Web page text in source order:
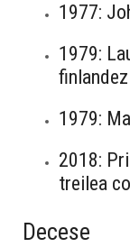
1977:
1979:
1979:
2018:
treilea
Decese